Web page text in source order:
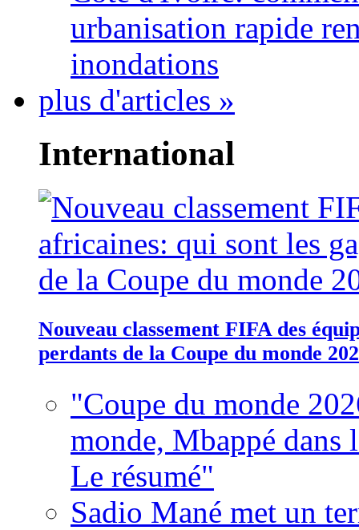
urbanisation rapide
inondations
plus d'articles »
International
Nouveau classement FIFA des
perdants de la Coupe du monde
"Coupe du monde
monde, Mbappé dans
Le résumé"
Sadio Mané met un